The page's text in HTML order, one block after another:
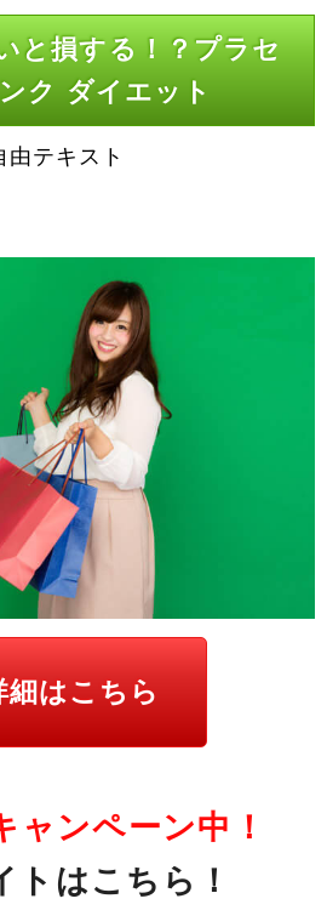
と損する！？プラセ
ク ダイエット
由テキスト
はこちら
ャンペーン中！
トはこちら！